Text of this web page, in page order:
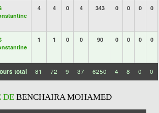
4 4 0 4 343 0 0 0 0
1 1 0 0 90 0 0 0 0
total 81 72 9 37 6250 4 8 0 0
DE BENCHAIRA MOHAMED